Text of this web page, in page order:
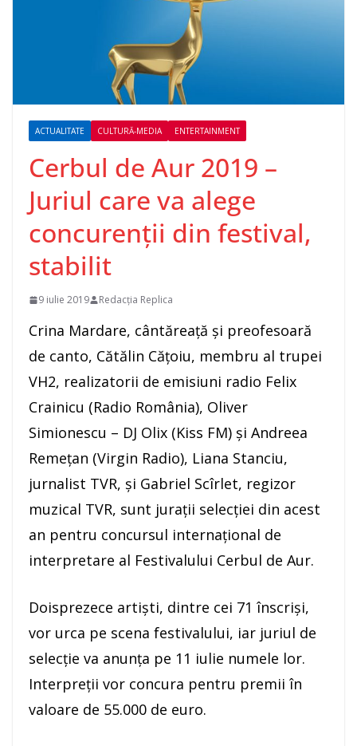
ACTUALITATE CULTURĂ-MEDIA ENTERTAINMENT
Cerbul de Aur 2019 –
Juriul care va alege
concurenţii din festival,
stabilit
9 iulie 2019 Redacția Replica
Crina Mardare, cântăreaţă şi preofesoară
de canto, Cătălin Căţoiu, membru al trupei
VH2, realizatorii de emisiuni radio Felix
Crainicu (Radio România), Oliver
Simionescu – DJ Olix (Kiss FM) şi Andreea
Remeţan (Virgin Radio), Liana Stanciu,
jurnalist TVR, şi Gabriel Scîrlet, regizor
muzical TVR, sunt juraţii selecţiei din acest
an pentru concursul internaţional de
interpretare al Festivalului Cerbul de Aur.
Doisprezece artişti, dintre cei 71 înscrişi,
vor urca pe scena festivalului, iar juriul de
selecţie va anunţa pe 11 iulie numele lor.
Interpreţii vor concura pentru premii în
valoare de 55.000 de euro.